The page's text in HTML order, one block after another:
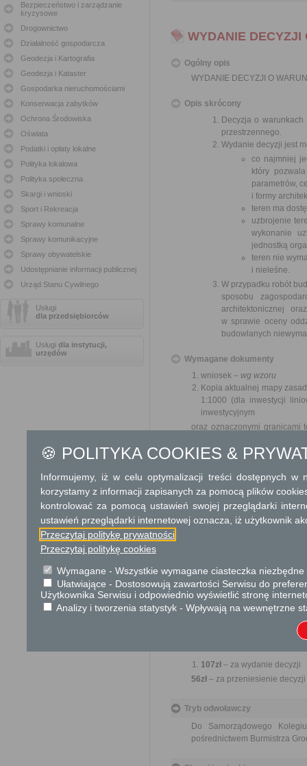
Bezpieczeństwo i zarządzanie
kryzysowe
Drogownictwo
Działalność gospodarcza
Geodezja i Kartografia
Geodezja i Kataster
Gospodarka nieruchomościami
Konserwacja zabytków
Ochrona Środowiska
Oświata
Podatki i opłaty lokalne
Polityka lokalowa
Polityka społeczna
Skargi i wnioski
Sport i Rekreacja
Sprawy komunalne
Sprawy komunikacyjne
Sprawy obywatelskie
Udostępnianie informacji publicznej
Urząd Stanu Cywilnego
Usługi
dla przedsiębiorców
Usługi dla instytucji,
urzędów
WYDANIE DECYZJI
Ogólny opis
WYDANIE DECYZJI O
Opis skrócony
Decyzja o
przestrzennego.
Wydanie decyzji jest
co najmniej
który
parametrów,
i formy
teren ma
uzbrojenie
wykonanie
jednostką
teren nie
i nieleśne.
W przypadku robót
sposobu
architektonicznej
w sprawie oceny
budowlanych
Wymagane dokumenty
wniosek – wg wzoru
Kopia aktualnej mapy
1:1000 (dla inwestycji
inwestycyjnym
oraz oznaczonymi granicami
Obywatel
Termin załatwienia sprawy
Dwa miesiące od daty
Informacja
Dodatkowe
107zł – za wydanie decyzji
56zł – za przeniesienie
Tryb odwoławczy
Do Samorządowego
pośrednictwem Burmistrza
🍪 POLITYKA COOKIES &
Informujemy, iż w celu optymalizacji treści dostępnych w
korzystamy z informacji zapisanych za pomocą plików
kontrolować za pomocą ustawień swojej przeglądarki
ustawień przeglądarki internetowej oznacza, iż użytkownik
Przeczytaj politykę prywatności
Przeczytaj politykę cookies
Wymagane - Wszystkie wymagane ciasteczka
Ułatwiające - Dostosowują zawartości Serwisu do
Użytkownika Serwisu i odpowiednio wyświetlić stronę
Analizy i tworzenia statystyk - Wpływają na wewnętrzne